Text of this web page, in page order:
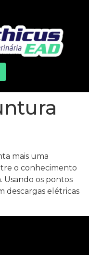
mais uma
o conhecimento
Usando os pontos
descargas elétricas